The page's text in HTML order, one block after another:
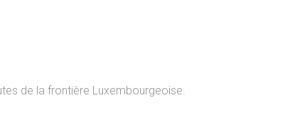
de la frontière Luxembourgeoise.